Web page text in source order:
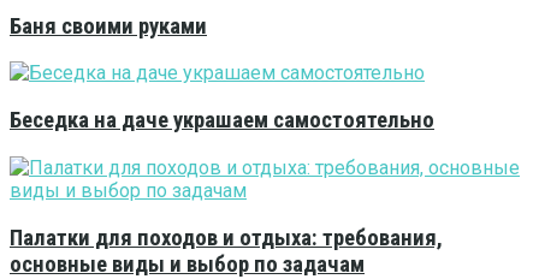
Баня своими руками
Беседка на даче украшаем самостоятельно
Палатки для походов и отдыха: требования,
основные виды и выбор по задачам